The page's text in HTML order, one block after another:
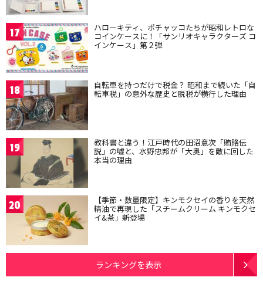
17 ハローキティ、ポチャッコたちが昭和レトロな
コインケースに！「サンリオキャラクターズ コ
インケース」第２弾
18 自転車を持つだけで税金？ 昭和まで続いた「自
転車税」の意外な歴史と脱税が横行した理由
19 教科書と違う！江戸時代の田沼意次「賄賂伝
説」の嘘と、水野忠邦が「大奥」を敵に回した
本当の理由
20 【季節・数量限定】キンモクセイの香りを天然
精油で再現した「スチームクリーム キンモクセ
イ&茶」新登場
ランキングを表示